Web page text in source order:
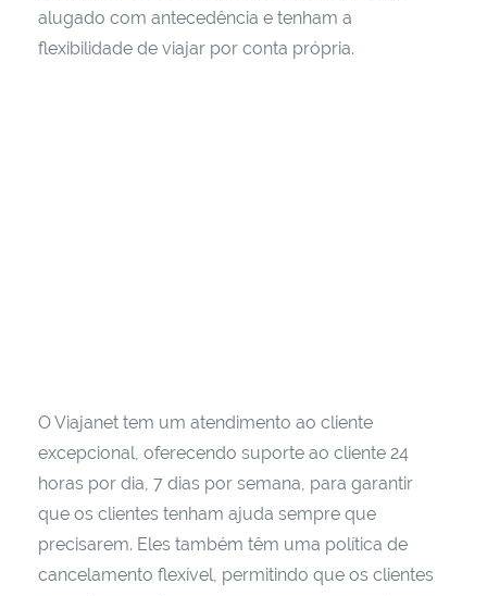
alugado com antecedência e tenham a
flexibilidade de viajar por conta própria.
O Viajanet tem um atendimento ao cliente
excepcional, oferecendo suporte ao cliente 24
horas por dia, 7 dias por semana, para garantir
que os clientes tenham ajuda sempre que
precisarem. Eles também têm uma política de
cancelamento flexível, permitindo que os clientes